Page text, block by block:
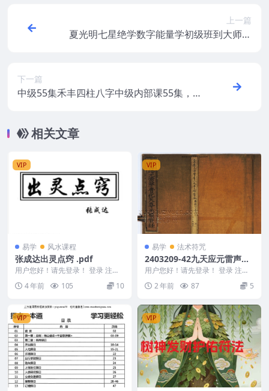
上一篇
夏光明七星绝学数字能量学初级班到大师班
下一篇
中级55集禾丰四柱八字中级内部课55集，百
相关文章
VIP
易学 风水课程
张成达出灵点窍 .pdf
用户您好！请先登录！ 登录 注册
编号：MY2212-200-44 张成达出
灵点...4 年前 105 10
VIP
易学 法术符咒
2403209-42九天应元雷声普
化天尊玉枢宝经-
用户您好！请先登录！ 登录 注册
九天应元雷声普化天尊玉枢宝经- 2
403209...
2 年前 87 5
VIP VIP